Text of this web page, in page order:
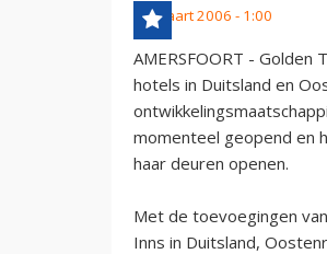
15 maart 2006 - 1:00
AMERSFOORT -
hotels in Duitsland en
momenteel geopend en
haar deuren openen.
Met de toevoegingen
Inns in Duitsland,